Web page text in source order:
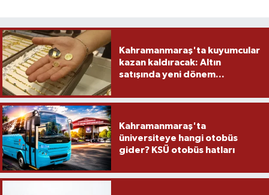
Kahramanmaraş'ta kuyumcular
kazan kaldıracak: Altın
satışında yeni dönem...
Kahramanmaraş'ta
üniversiteye hangi otobüs
gider? KSÜ otobüs hatları